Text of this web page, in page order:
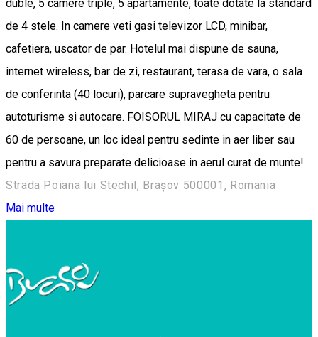
duble, 5 camere triple, 5 apartamente, toate dotate la standard
de 4 stele. In camere veti gasi televizor LCD, minibar,
cafetiera, uscator de par. Hotelul mai dispune de sauna,
internet wireless, bar de zi, restaurant, terasa de vara, o sala
de conferinta (40 locuri), parcare supravegheta pentru
autoturisme si autocare. FOISORUL MIRAJ cu capacitate de
60 de persoane, un loc ideal pentru sedinte in aer liber sau
pentru a savura preparate delicioase in aerul curat de munte!
Strada Poiana lui Stechil, Brașov 500001, Romania
Mai multe